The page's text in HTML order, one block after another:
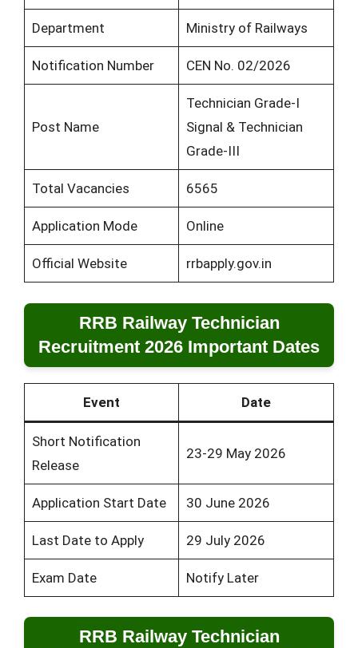
Department Ministry of Railways
Notification Number CEN No. 02/2026
Post Name
Technician Grade-I
Signal & Technician
Grade-III
Total Vacancies 6565
Application Mode Online
Official Website rrbapply.gov.in
RRB Railway Technician
Recruitment 2026 Important Dates
Event Date
Short Notification
Release
23-29 May 2026
Application Start Date 30 June 2026
Last Date to Apply 29 July 2026
Exam Date Notify Later
RRB Railway Technician